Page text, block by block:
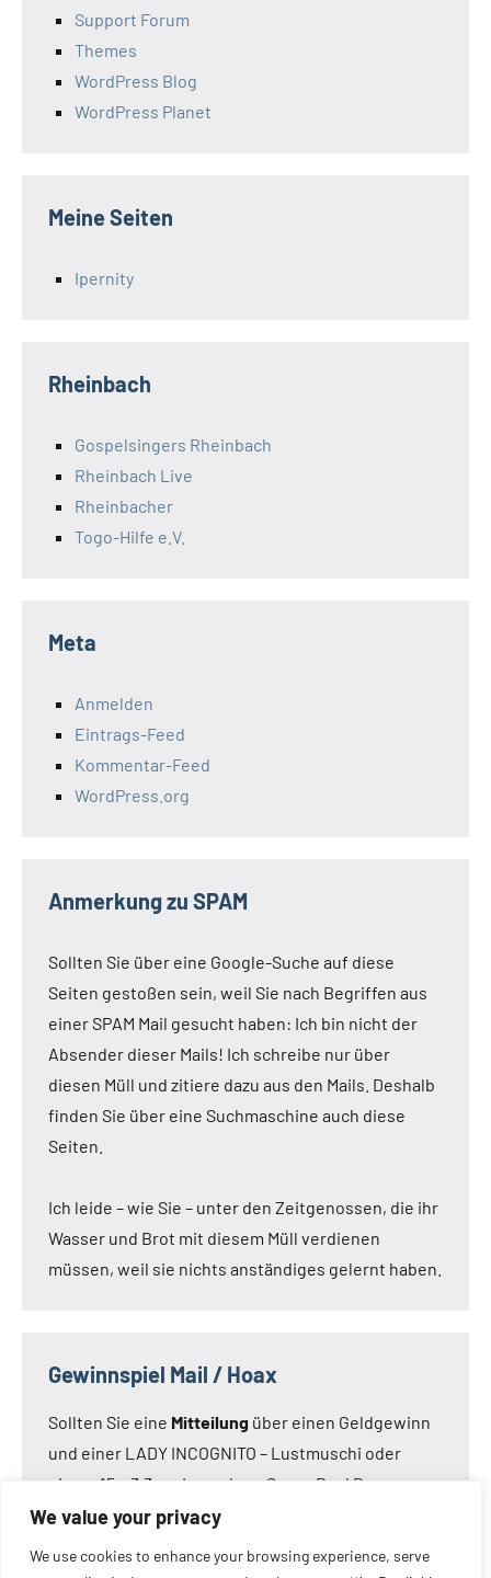
We value your privacy
We use cookies to enhance your browsing experience, serve
Support Forum
Themes
WordPress Blog
WordPress Planet
Meine Seiten
Ipernity
Rheinbach
Gospelsingers Rheinbach
Rheinbach Live
Rheinbacher
Togo-Hilfe e.V.
Meta
Anmelden
Eintrags-Feed
Kommentar-Feed
WordPress.org
Anmerkung zu SPAM
Sollten Sie über eine Google-Suche auf diese
Seiten gestoßen sein, weil Sie nach Begriffen aus
einer SPAM Mail gesucht haben: Ich bin nicht der
Absender dieser Mails! Ich schreibe nur über
diesen Müll und zitiere dazu aus den Mails. Deshalb
finden Sie über eine Suchmaschine auch diese
Seiten.
Ich leide – wie Sie – unter den Zeitgenossen, die ihr
Wasser und Brot mit diesem Müll verdienen
müssen, weil sie nichts anständiges gelernt haben.
Gewinnspiel Mail / Hoax
Sollten Sie eine Mitteilung über einen Geldgewinn
und einer LADY INCOGNITO – Lustmuschi oder
einem 15 x 3,3 cm Loveclone Super Real Dong –
oder was immer den Kameraden noch einfällt –